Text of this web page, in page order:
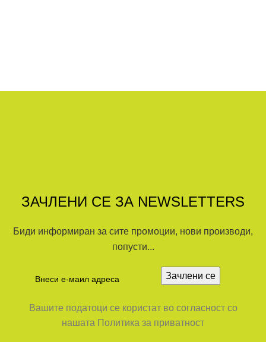
ЗАЧЛЕНИ СЕ ЗА NEWSLETTERS
Биди информиран за сите промоции, нови производи,
попусти...
Вашите податоци се користат во согласност со
нашата Политика за приватност